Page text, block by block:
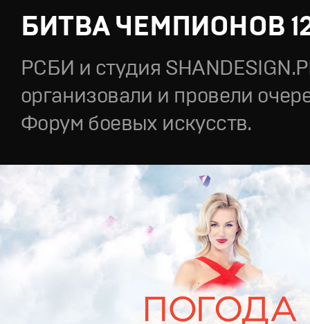
БИТВА ЧЕМПИОНОВ
РСБИ и студия
организовали и провели
Форум боевых искусств.